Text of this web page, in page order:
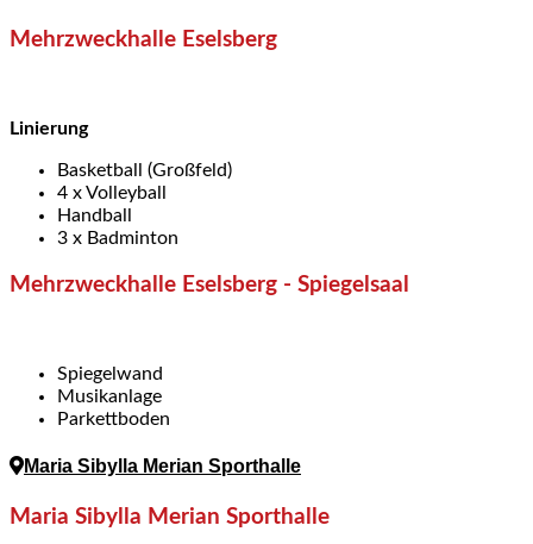
Mehrzweckhalle Eselsberg
Linierung
Basketball (Großfeld)
4 x Volleyball
Handball
3 x Badminton
Mehrzweckhalle Eselsberg - Spiegelsaal
Spiegelwand
Musikanlage
Parkettboden
Maria Sibylla Merian Sporthalle
Maria Sibylla Merian Sporthalle